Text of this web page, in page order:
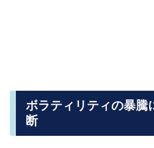
ボラティリティの暴騰
断